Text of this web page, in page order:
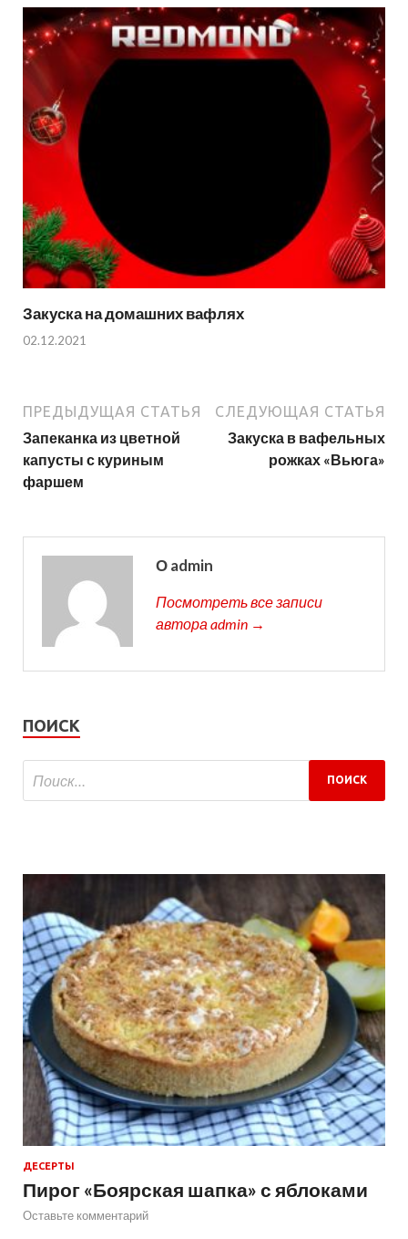
Закуска на домашних вафлях
02.12.2021
ПРЕДЫДУЩАЯ СТАТЬЯ
Запеканка из цветной
капусты с куриным
фаршем
СЛЕДУЮЩАЯ СТАТЬЯ
Закуска в вафельных
рожках «Вьюга»
О admin
Посмотреть все записи
автора admin →
ПОИСК
ДЕСЕРТЫ
Пирог «Боярская шапка» с яблоками
Оставьте комментарий